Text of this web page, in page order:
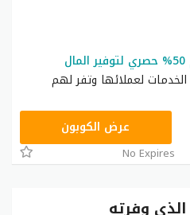
لعملائها وتفر لهم
GET50عرض الكوبون
No Expires
الذي وفرته